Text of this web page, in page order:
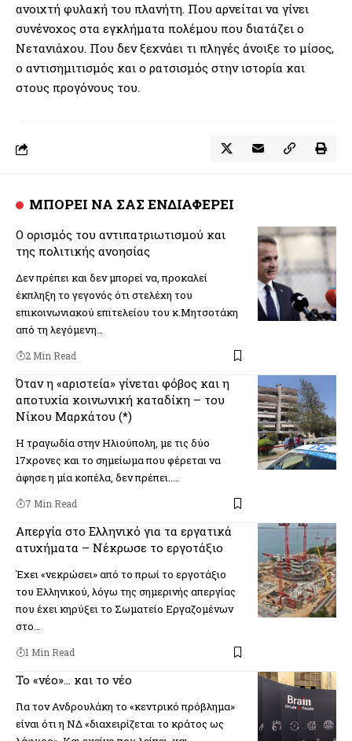
ανοιχτή φυλακή του πλανήτη. Που αρνείται να γίνει
συνένοχος στα εγκλήματα πολέμου που διατάζει ο
Νετανιάχου. Που δεν ξεχνάει τι πληγές άνοιξε το μίσος,
ο αντισημιτισμός και ο ρατσισμός στην ιστορία και
στους προγόνους του.
ΜΠΟΡΕΙ ΝΑ ΣΑΣ ΕΝΔΙΑΦΕΡΕΙ
Ο ορισμός του αντιπατριωτισμού και
της πολιτικής ανοησίας
Δεν πρέπει και δεν μπορεί να, προκαλεί
έκπληξη το γεγονός ότι στελέχη του
επικοινωνιακού επιτελείου του κ.Μητσοτάκη
από τη λεγόμενη…
2 Min Read
Όταν η «αριστεία» γίνεται φόβος και η
αποτυχία κοινωνική καταδίκη – του
Νίκου Μαρκάτου (*)
Η τραγωδία στην Ηλιούπολη, με τις δύο
17χρονες και το σημείωμα που φέρεται να
άφησε η μία κοπέλα, δεν πρέπει..…
7 Min Read
Απεργία στο Ελληνικό για τα εργατικά
ατυχήματα – Νέκρωσε το εργοτάξιο
Έχει «νεκρώσει» από το πρωί το εργοτάξιο
του Ελληνικού, λόγω της σημερινής απεργίας
που έχει κηρύξει το Σωματείο Εργαζομένων
στο…
1 Min Read
Το «νέο»… και το νέο
Για τον Ανδρουλάκη το «κεντρικό πρόβλημα»
είναι ότι η ΝΔ «διαχειρίζεται το κράτος ως